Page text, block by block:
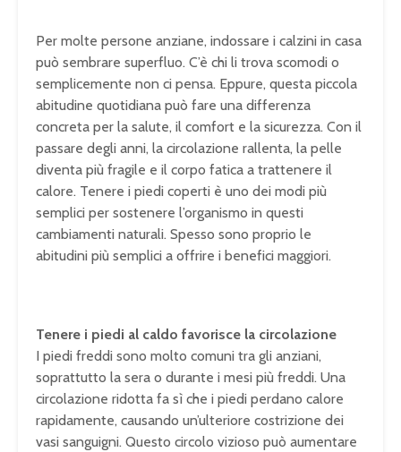
Per molte persone anziane, indossare i calzini in casa
può sembrare superfluo. C’è chi li trova scomodi o
semplicemente non ci pensa. Eppure, questa piccola
abitudine quotidiana può fare una differenza
concreta per la salute, il comfort e la sicurezza. Con il
passare degli anni, la circolazione rallenta, la pelle
diventa più fragile e il corpo fatica a trattenere il
calore. Tenere i piedi coperti è uno dei modi più
semplici per sostenere l’organismo in questi
cambiamenti naturali. Spesso sono proprio le
abitudini più semplici a offrire i benefici maggiori.
Tenere i piedi al caldo favorisce la circolazione
I piedi freddi sono molto comuni tra gli anziani,
soprattutto la sera o durante i mesi più freddi. Una
circolazione ridotta fa sì che i piedi perdano calore
rapidamente, causando un’ulteriore costrizione dei
vasi sanguigni. Questo circolo vizioso può aumentare